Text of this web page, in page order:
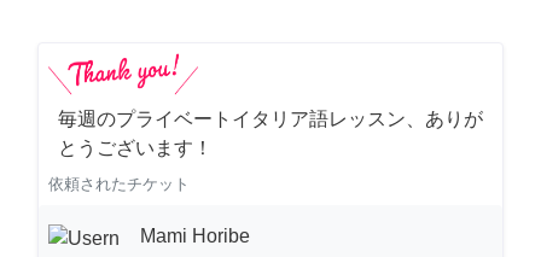
毎週のプライベートイタリア語レッスン、ありが
とうございます！
依頼されたチケット
Mami Horibe